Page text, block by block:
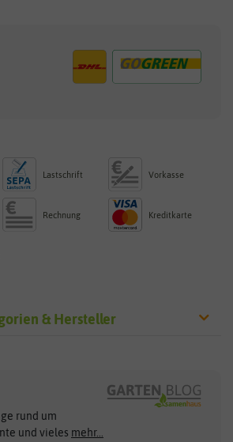
Lastschrift Vorkasse
Rechnung Kreditkarte
& Hersteller
Clever Pots
COMPO
rund um
und vieles mehr...